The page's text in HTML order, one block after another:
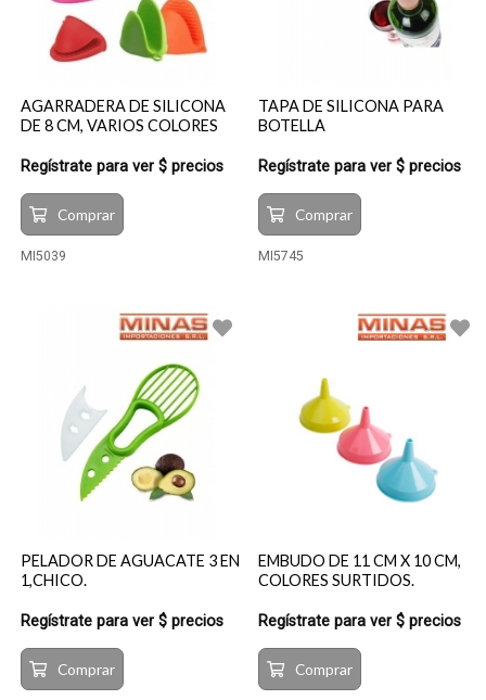
AGARRADERA DE SILICONA
DE 8 CM, VARIOS COLORES
Regístrate para ver $ precios
Comprar
MI5039
TAPA DE SILICONA PARA
BOTELLA
Regístrate para ver $ precios
Comprar
MI5745
PELADOR DE AGUACATE 3 EN
1,CHICO.
Regístrate para ver $ precios
Comprar
EMBUDO DE 11 CM X 10 CM,
COLORES SURTIDOS.
Regístrate para ver $ precios
Comprar